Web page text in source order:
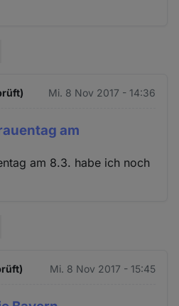
Mi. 8 Nov 2017 - 14:36
am
am 8.3. habe ich noch
Mi. 8 Nov 2017 - 15:45